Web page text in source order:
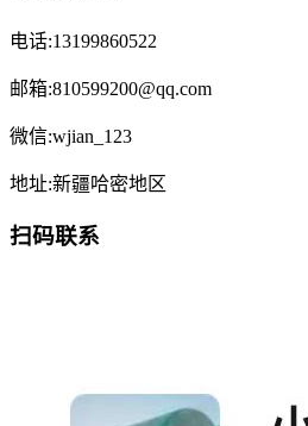
电话:13199860522
邮箱:810599200@qq.com
微信:wjian_123
地址:新疆哈密地区
扫码联系